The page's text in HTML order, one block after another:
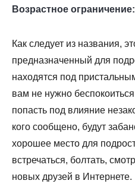
Возрастное ограничение:
Как следует из названия,
предназначенный для
находятся под
вам не нужно
попасть под влияние
кого сообщено, будут
хорошее место для
встречаться, болтать,
новых друзей в Интернете.